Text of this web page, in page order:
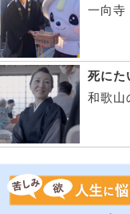
一向寺
死にた
和歌山